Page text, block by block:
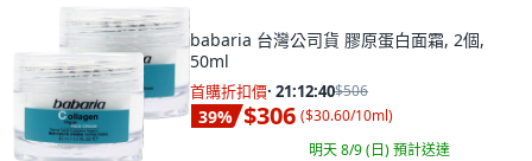
babaria 台灣公司貨 膠原蛋白面霜, 2個,
50ml
首購折扣價· 21:12:39$506
39% $306 ($30.60/10ml)
明天 8/9 (日)預計送達